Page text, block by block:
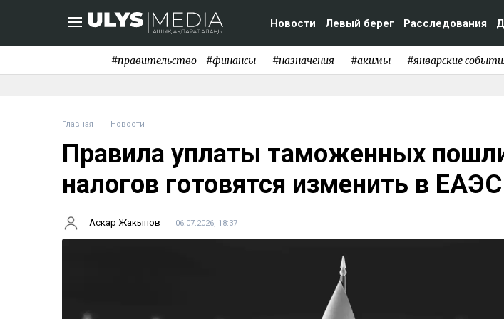
Новости Левый берег Расследования
#правительство #финансы #назначения #акимы #январские
Главная Новости
Правила уплаты таможенных
налогов готовятся изменить в ЕАЭС
Аскар Жакыпов 06.07.2026, 18:37